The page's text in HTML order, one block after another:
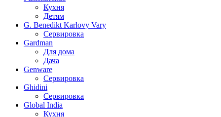
Кухня
Детям
G. Benedikt Karlovy Vary
Сервировка
Gardman
Для дома
Дача
Genware
Сервировка
Ghidini
Сервировка
Global India
Кухня